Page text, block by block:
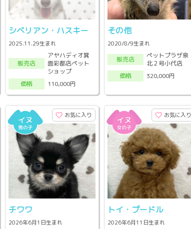
シベリアン・ハスキー
2025.11.29生まれ
販売店
アヤハディオ箕
面彩都店ペット
ショップ
価格
110,000円
その他
2020/8/9生まれ
販売店
ペットプラザ泉
北２号小代店
価格
320,000円
お気に入り
チワワ
2026年6月1日生まれ
お気に入り
トイ・プードル
2026年6月11日生まれ